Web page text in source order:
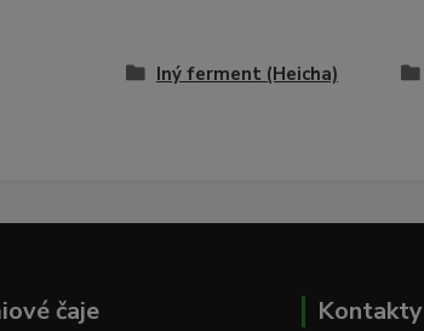
Iný ferment (Heicha)
čaje Kontakty